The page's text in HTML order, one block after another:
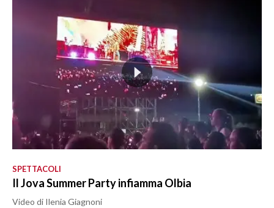
SPETTACOLI
Il Jova Summer Party infiamma Olbia
Video di Ilenia Giagnoni